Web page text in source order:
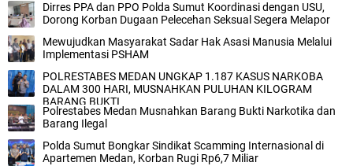
Dirres PPA dan PPO Polda Sumut Koordinasi dengan USU,
Dorong Korban Dugaan Pelecehan Seksual Segera Melapor
Mewujudkan Masyarakat Sadar Hak Asasi Manusia Melalui
Implementasi PSHAM
POLRESTABES MEDAN UNGKAP 1.187 KASUS NARKOBA
DALAM 300 HARI, MUSNAHKAN PULUHAN KILOGRAM
BARANG BUKTI
Polrestabes Medan Musnahkan Barang Bukti Narkotika dan
Barang Ilegal
Polda Sumut Bongkar Sindikat Scamming Internasional di
Apartemen Medan, Korban Rugi Rp6,7 Miliar